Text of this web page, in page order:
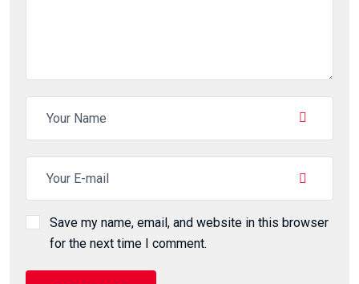
Save my name, email, and website in this browser
for the next time I comment.